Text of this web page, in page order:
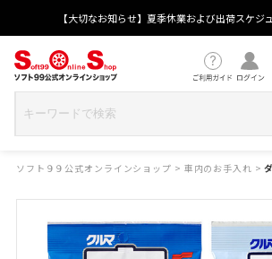
【大切なお知らせ】夏季休業および出荷スケジ
ソフト９９公式オンラインショップ > 車内のお手入れ >